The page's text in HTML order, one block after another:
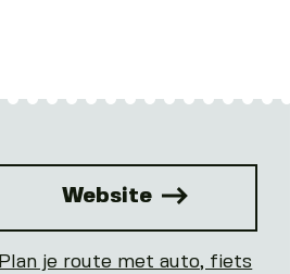
Website
Plan je route met auto, fiets